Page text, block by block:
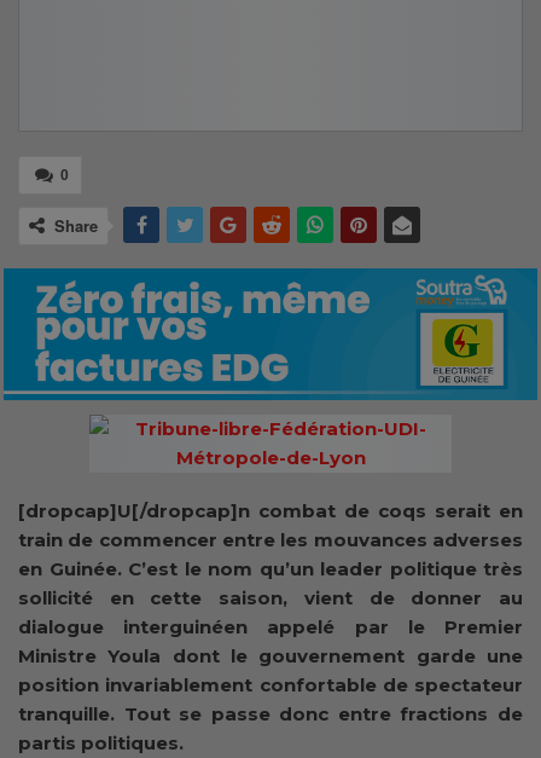
0
Share
[dropcap]U[/dropcap]n combat de coqs serait en
train de commencer entre les mouvances adverses
en Guinée. C’est le nom qu’un leader politique très
sollicité en cette saison, vient de donner au
dialogue interguinéen appelé par le Premier
Ministre Youla dont le gouvernement garde une
position invariablement confortable de spectateur
tranquille. Tout se passe donc entre fractions de
partis politiques.